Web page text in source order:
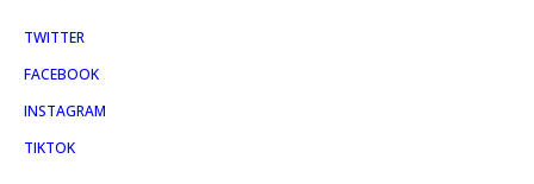
TWITTER
FACEBOOK
INSTAGRAM
TIKTOK